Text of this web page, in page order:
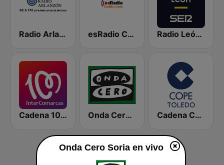
Radio Arlanzón esRadio Castilla y Leon Radio León SER
Cadena 100 InterComarcas Onda Cero Burgos Cadena COPE Toledo
Onda Cero Soria en vivo